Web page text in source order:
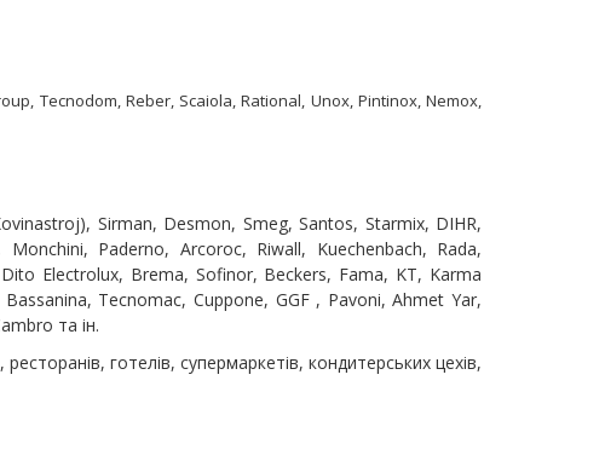
Tecnodom, Reber, Scaiola, Rational, Unox, Pintinox, Nemox,
Sirman, Desmon, Smeg, Santos, Starmix, DIHR,
Paderno, Arcoroc, Riwall, Kuechenbach, Rada,
Electrolux, Brema, Sofinor, Beckers, Fama, KT, Karma
Tecnomac, Cuppone, GGF , Pavoni, Ahmet Yar,
та ін.
готелів, супермаркетів, кондитерських цехів,